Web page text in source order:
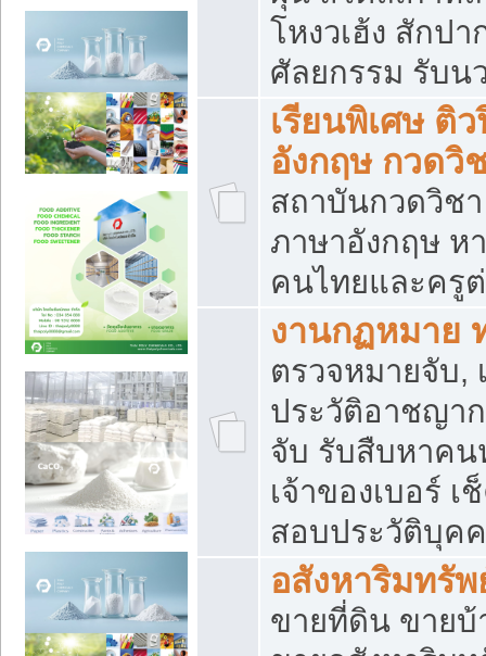
โหงวเฮ้ง สักป
ศัลยกรรม รับน
เรียนพิเศษ ติ
อังกฤษ กวดวิ
สถาบันกวดวิช
ภาษาอังกฤษ ห
คนไทยและครู
งานกฏหมาย
ตรวจหมายจับ,
ประวัติอาชญา
จับ รับสืบหาคน
เจ้าของเบอร์
สอบประวัติบุค
อสังหาริมทรัพ
ขายที่ดิน ขายบ้